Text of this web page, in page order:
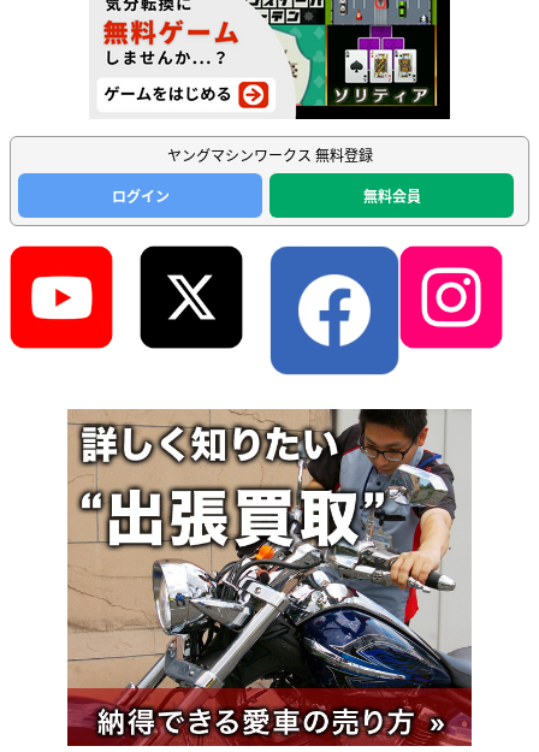
ヤングマシンワークス 無料登録
ログイン
無料会員